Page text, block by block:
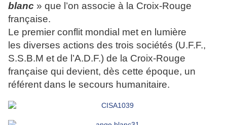
blanc » que l’on associe à la Croix-Rouge
française.
Le premier conflit mondial met en lumière
les diverses actions des trois sociétés (U.F.F.,
S.S.B.M et de l’A.D.F.) de la Croix-Rouge
française qui devient, dès cette époque, un
référent dans le secours humanitaire.